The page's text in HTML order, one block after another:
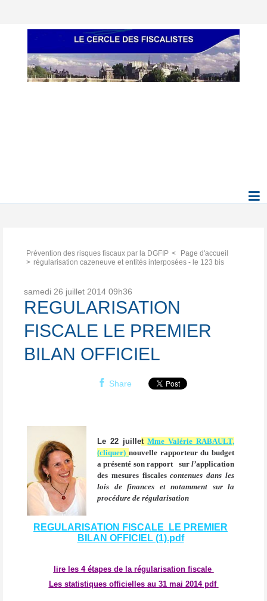
Prévention des risques fiscaux par la DGFIP
Page d'accueil
régularisation cazeneuve et entités interposées - le 123 bis
samedi 26 juillet 2014 09h36
REGULARISATION
FISCALE LE PREMIER
BILAN OFFICIEL
Share
Le 22 juilletMme Valérie RABAULT,
(cliquer) nouvelle rapporteur du budget
a présenté son rapport
surl’application
des mesures fiscales contenues dans les
lois de finances et notamment sur la
procédure de régularisation
REGULARISATION FISCALE LE PREMIER
BILAN OFFICIEL (1).pdf
lire les 4 étapes de la régularisation fiscale
Les statistiques officielles au 31 mai 2014 pdf